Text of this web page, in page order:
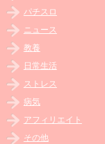
パチスロ
ニュース
教養
日常生活
ストレス
病気
アフィリエイト
その他